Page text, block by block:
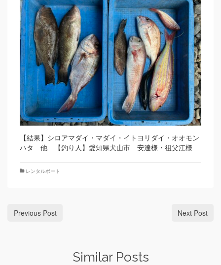
【結果】シロアマダイ・マダイ・イトヨリダイ・オオモン
ハタ 他 【釣り人】愛知県犬山市 安達様・祖父江様
レンタルボート
Previous Post Next Post
Similar Posts